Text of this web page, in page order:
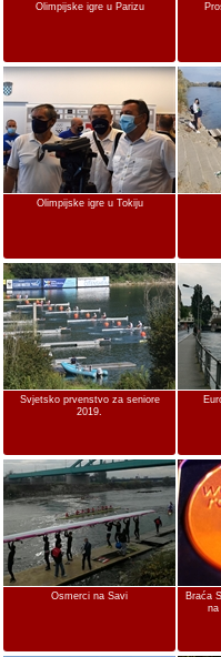
Olimpijske igre u Parizu
Olimpijske igre u Tokiju
Svjetsko prvenstvo za seniore
2019.
Osmerci na Savi
Braća
na